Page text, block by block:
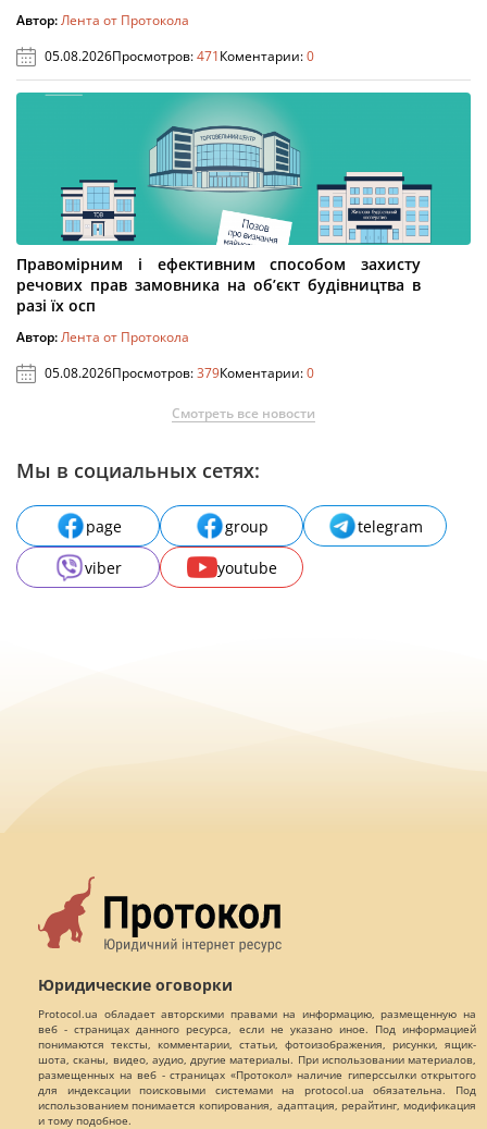
Автор:Лента от Протокола
05.08.2026Просмотров:471Коментарии:0
Правомірним і ефективним способом захисту
речових прав замовника на об’єкт будівництва в
разі їх осп
Автор:Лента от Протокола
05.08.2026Просмотров:379Коментарии:0
Смотреть все новости
Мы в социальных сетях:
page group
telegram
viber
youtube
Юридические оговорки
Protocol.ua обладает авторскими правами на информацию, размещенную на
веб - страницах данного ресурса, если не указано иное. Под информацией
понимаются тексты, комментарии, статьи, фотоизображения, рисунки, ящик-
шота, сканы, видео, аудио, другие материалы. При использовании материалов,
размещенных на веб - страницах «Протокол» наличие гиперссылки открытого
для индексации поисковыми системами на protocol.ua обязательна. Под
использованием понимается копирования, адаптация, рерайтинг, модификация
и тому подобное.